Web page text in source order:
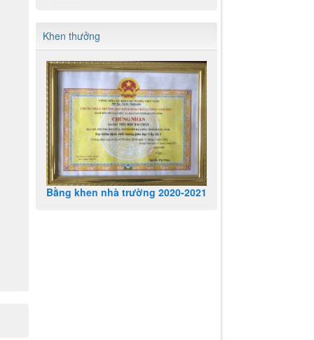
Khen thưởng
Bằng khen nhà trường 2020-2021